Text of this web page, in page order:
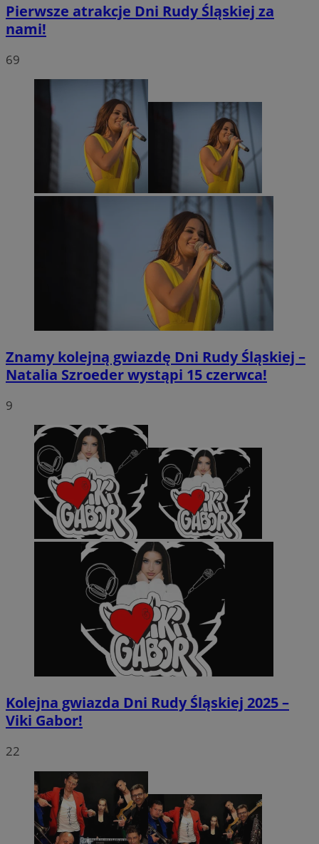
Pierwsze atrakcje Dni Rudy Śląskiej za
nami!
69
Znamy kolejną gwiazdę Dni Rudy Śląskiej –
Natalia Szroeder wystąpi 15 czerwca!
9
Kolejna gwiazda Dni Rudy Śląskiej 2025 –
Viki Gabor!
22